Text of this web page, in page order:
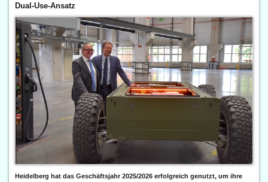
Dual-Use-Ansatz
Heidelberg hat das Geschäftsjahr 2025/2026 erfolgreich genutzt, um ihre